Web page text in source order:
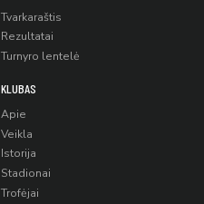
Tvarkaraštis
Rezultatai
Turnyro lentelė
KLUBAS
Apie
Veikla
Istorija
Stadionai
Trofėjai